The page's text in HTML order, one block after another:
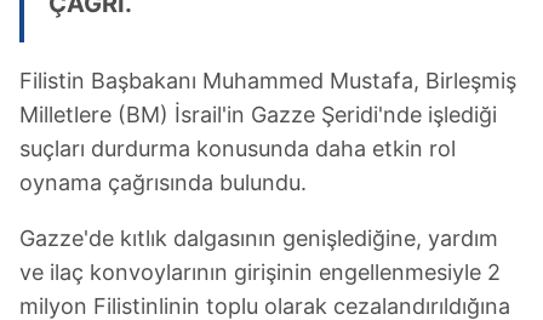
Filistin Başbakanı Muhammed Mustafa, Birleşmiş
Milletlere (BM) İsrail'in Gazze Şeridi'nde işlediği
suçları durdurma konusunda daha etkin rol
oynama çağrısında bulundu.
Gazze'de kıtlık dalgasının genişlediğine, yardım
ve ilaç konvoylarının girişinin engellenmesiyle 2
milyon Filistinlinin toplu olarak cezalandırıldığına